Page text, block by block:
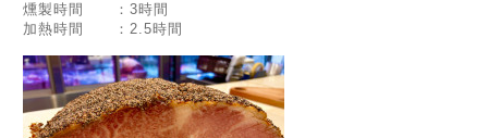
燻製時間 ：3時間
加熱時間 ：2.5時間